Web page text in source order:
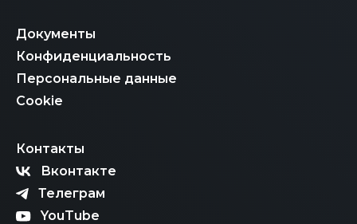
Документы
Конфиденциальность
Персональные данные
Cookie
Контакты
Вконтакте
Телеграм
YouTube